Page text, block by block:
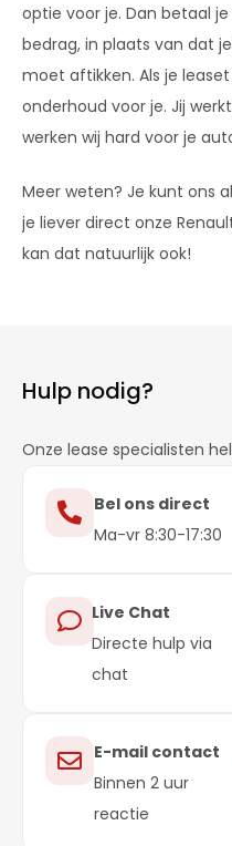
optie voor je. Dan betaal
bedrag, in plaats van dat
moet aftikken. Als je leaset
onderhoud voor je. Jij
werken wij hard voor je
Meer weten? Je kunt ons
je liever direct onze
kan dat natuurlijk ook!
Hulp nodig?
Onze lease specialisten
Bel ons direct
Ma-vr 8:30-17:30
Live Chat
Directe hulp via
chat
E-mail contact
Binnen 2 uur
reactie